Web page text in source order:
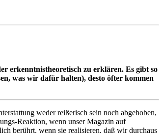
erkenntnistheoretisch zu erklären. Es gibt so
was wir dafür halten), desto öfter kommen
weder reißerisch sein noch abgehoben,
Reaktion, wenn unser Magazin auf
berührt, wenn sie realisieren, daß wir durchaus